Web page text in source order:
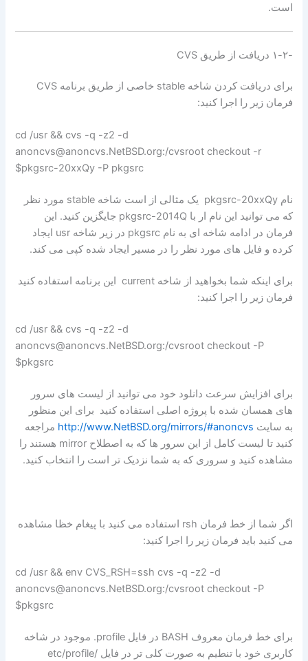
است.
-۱-۲ دریافت از طریق CVS
برای دریافت کردن شاخه stable خاصی از طریق برنامه CVS
فرمان زیر را اجرا کنید:
cd /usr && cvs -q -z2 -d
anoncvs@anoncvs.NetBSD.org:/cvsroot checkout -r
pkgsrc-20xxQy -P pkgsrc$
نام pkgsrc-20xxQy یک مثالی از است شاخه stable مورد نظر
که می توانید این نام ار با pkgsrc-2014Q جایگزین کنید. این
فرمان در ادامه شاخه ای به نام pkgsrc در زیر شاخه usr ایجاد
کرده و فایل های مورد نظر را در مسیر ایجاد شده کپی می کند.
برای اینکه شما بخواهید از شاخه current این برنامه استفاده کنید
فرمان زیر را اجرا کنید:
cd /usr && cvs -q -z2 -d
anoncvs@anoncvs.NetBSD.org:/cvsroot checkout -P
pkgsrc$
برای افزایش سرعت دانلود خود می توانید از لیست های سرور
های همسان شده با پروژه اصلی استفاده کنید برای این منظور
به سایت http://www.NetBSD.org/mirrors/#anoncvs مراجعه
کنید تا لیست کامل از این سرور ها که به اصطلاح mirror هستند را
مشاهده کنید و سروری که به شما نزدیک تر است را انتخاب کنید.
اگر شما از خط فرمان rsh استفاده می کنید با پیغام خظا مشاهده
می کنید باید فرمان زیر را اجرا کنید:
cd /usr && env CVS_RSH=ssh cvs -q -z2 -d
anoncvs@anoncvs.NetBSD.org:/cvsroot checkout -P
pkgsrc$
برای خط فرمان معروف BASH در فایل profile. موجود در شاخه
کاربری خود با تنطیم به صورت کلی تر در فایل /etc/profile